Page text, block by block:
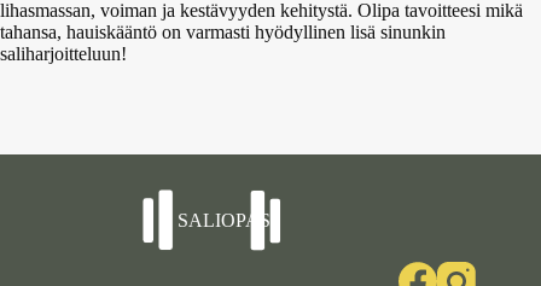
lihasmassan, voiman ja kestävyyden kehitystä. Olipa tavoitteesi mikä
tahansa, hauiskääntö on varmasti hyödyllinen lisä sinunkin
saliharjoitteluun!